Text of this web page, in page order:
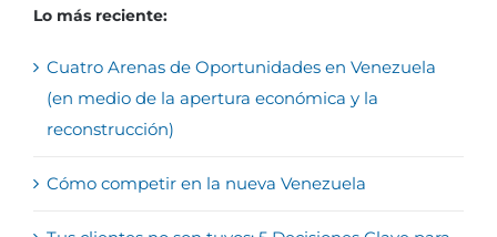
Lo más reciente:
Cuatro Arenas de Oportunidades en Venezuela
(en medio de la apertura económica y la
reconstrucción)
Cómo competir en la nueva Venezuela